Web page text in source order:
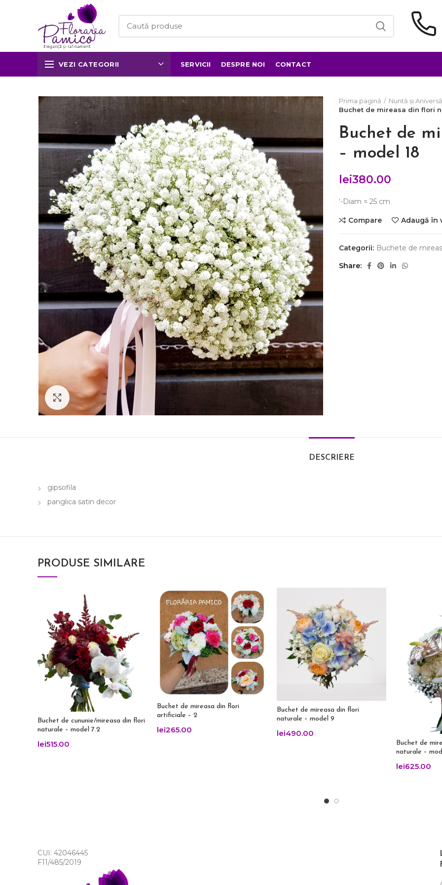
VEZI CATEGORII SERVICII DESPRE NOI CONTACT
Click to enlarge
Prima pagină
Nuntă și
Buchet de mireasa din flori
Buchet de
– model 18
lei380.00
‘-Diam = 25 cm
Compare Adaugă în
Categorii: Buchete de
Share
DESCRIERE
gipsofila
panglica satin decor
PRODUSE SIMILARE
Buchet de cununie/mireasa din flori
naturale – model 7.2
lei515.00
Buchet de mireasa din flori
artificiale – 2
lei265.00
Buchet de mireasa din flori
naturale – model 9
lei490.00
Buchet de
naturale –
lei625.00
CUI: 42046445
F11/485/2019